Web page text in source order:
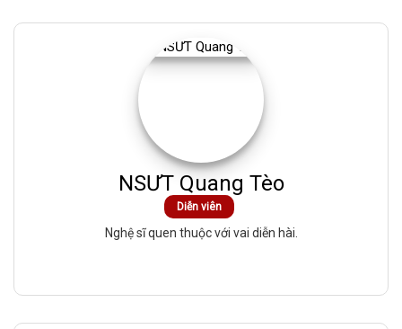
NSƯT Quang Tèo
Diễn viên
Nghệ sĩ quen thuộc với vai diễn hài.